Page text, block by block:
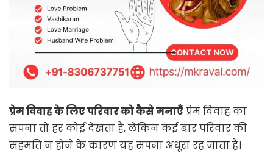
प्रेम विवाह के लिए परिवार को कैसे मनाएँप्रेम विवाह का
सपना तो हर कोई देखता है, लेकिन कई बार परिवार की
सहमति न होने के कारण यह सपना अधूरा रह जाता है।